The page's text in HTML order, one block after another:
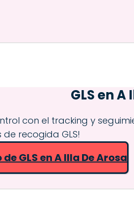
GLS enA
con el tracking y
recogida GLS!
GLS en A Illa De Arosa